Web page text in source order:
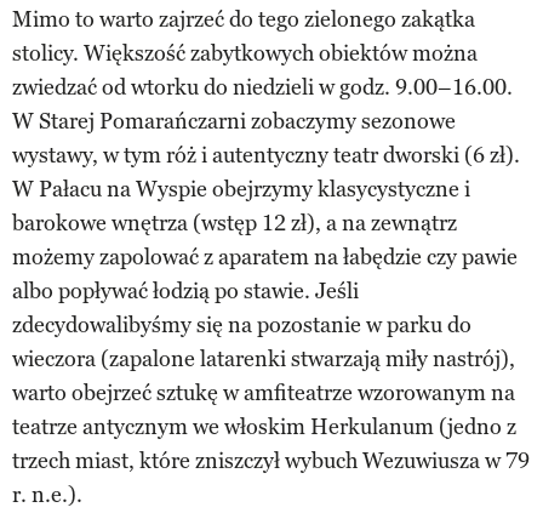
Mimo to warto zajrzeć do tego zielonego zakątka
stolicy. Większość zabytkowych obiektów można
zwiedzać od wtorku do niedzieli w godz. 9.00–16.00.
W Starej Pomarańczarni zobaczymy sezonowe
wystawy, w tym róż i autentyczny teatr dworski (6 zł).
W Pałacu na Wyspie obejrzymy klasycystyczne i
barokowe wnętrza (wstęp 12 zł), a na zewnątrz
możemy zapolować z aparatem na łabędzie czy pawie
albo popływać łodzią po stawie. Jeśli
zdecydowalibyśmy się na pozostanie w parku do
wieczora (zapalone latarenki stwarzają miły nastrój),
warto obejrzeć sztukę w amfiteatrze wzorowanym na
teatrze antycznym we włoskim Herkulanum (jedno z
trzech miast, które zniszczył wybuch Wezuwiusza w 79
r. n.e.).